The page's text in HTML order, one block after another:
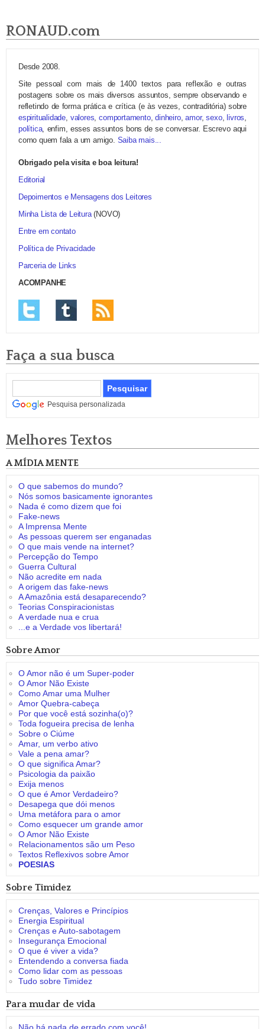
RONAUD.com
Desde 2008.
Site pessoal com mais de 1400 textos para reflexão e outras
postagens sobre os mais diversos assuntos, sempre observando e
refletindo de forma prática e crítica (e às vezes, contraditória) sobre
espiritualidade, valores,comportamento,dinheiro,amor,sexo, livros,
política, enfim, esses assuntos bons de se conversar. Escrevo aqui
como quem fala a um amigo. Saiba mais...
Obrigado pela visita e boa leitura!
Editorial
Depoimentos e Mensagens dos Leitores
Minha Lista de Leitura(NOVO)
Entre em contato
Política de Privacidade
Parceria de Links
ACOMPANHE
Faça a sua busca
Pesquisa personalizada
Melhores Textos
A MÍDIA MENTE
O que sabemos do mundo?
Nós somos basicamente ignorantes
Nada é como dizem que foi
Fake-news
A Imprensa Mente
As pessoas querem ser enganadas
O que mais vende na internet?
Percepção do Tempo
Guerra Cultural
Não acredite em nada
A origem das fake-news
A Amazônia está desaparecendo?
Teorias Conspiracionistas
A verdade nua e crua
...e a Verdade vos libertará!
Sobre Amor
O Amor não é um Super-poder
O Amor Não Existe
Como Amar uma Mulher
Amor Quebra-cabeça
Por que você está sozinha(o)?
Toda fogueira precisa de lenha
Sobre o Ciúme
Amar, um verbo ativo
Vale a pena amar?
O que significa Amar?
Psicologia da paixão
Exija menos
O que é Amor Verdadeiro?
Desapega que dói menos
Uma metáfora para o amor
Como esquecer um grande amor
O Amor Não Existe
Relacionamentos são um Peso
Textos Reflexivos sobre Amor
POESIAS
Sobre Timidez
Crenças, Valores e Princípios
Energia Espiritual
Crenças e Auto-sabotagem
Insegurança Emocional
O que é viver a vida?
Entendendo a conversa fiada
Como lidar com as pessoas
Tudo sobre Timidez
Para mudar de vida